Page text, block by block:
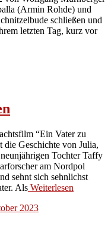
(Armin Rohde) und
schließen und
letzten Tag, kurz vor
“Ein Vater zu
die Geschichte von Julia,
Tochter Taffy
am Nordpol
sehnt sich sehnlichst
Als Weiterlesen
2023